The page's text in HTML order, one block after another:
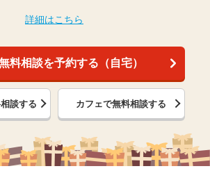
詳細はこちら
料相談を予約する（自宅）
談する カフェで無料相談する